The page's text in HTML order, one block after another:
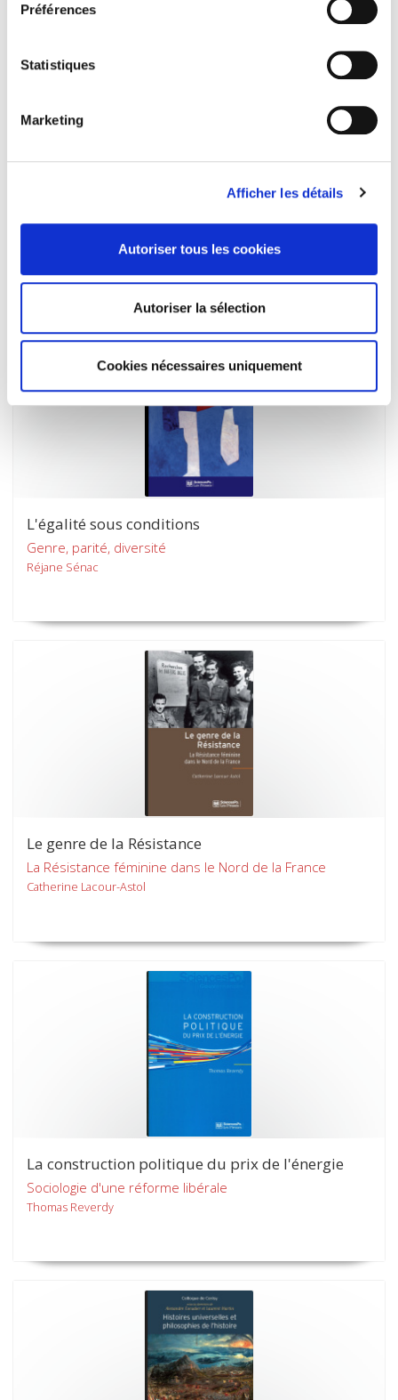
Préférences
Statistiques
Marketing
Afficher les détails
Autoriser tous les cookies
Autoriser la sélection
Cookies nécessaires uniquement
La santé en guerre 1914-1918
Une politique pionnière en univers incertain
L'égalité sous conditions
Genre, parité, diversité
Réjane Sénac
Le genre de la Résistance
La Résistance féminine dans le Nord de la France
Catherine Lacour-Astol
La construction politique du prix de l'énergie
Sociologie d'une réforme libérale
Thomas Reverdy